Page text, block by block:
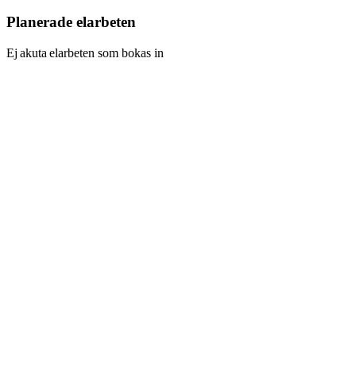
Planerade elarbeten
Ej akuta elarbeten som bokas in